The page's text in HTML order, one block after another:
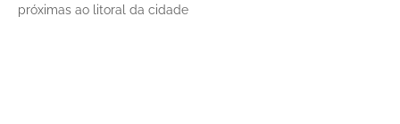
próximas ao litoral da cidade